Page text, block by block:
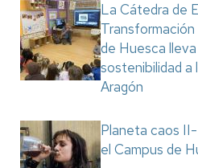
La Cátedra de
de Huesca
sostenibilidad a
Aragón
Planeta caos
el Campus de